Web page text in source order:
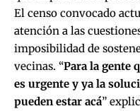
El censo convocado
atención a las
imposibilidad de
vecinas. “Para la gente
es urgente y ya la
pueden estar acá”